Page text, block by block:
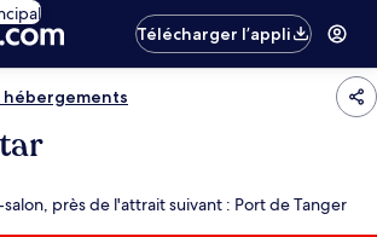
Télécharger l’appli
près de l'attrait suivant : Port de Tanger